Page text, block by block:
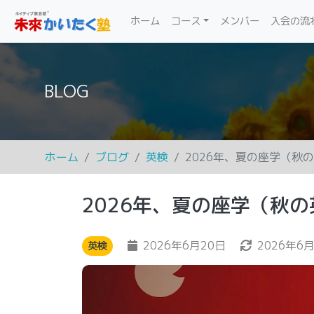
ホーム(current)
コース メンバー 入会の流
BLOG
ホーム ブログ 英検 2026年、夏の座学（秋
2026年、夏の座学（秋
英検 2026年6月20日 2026年6